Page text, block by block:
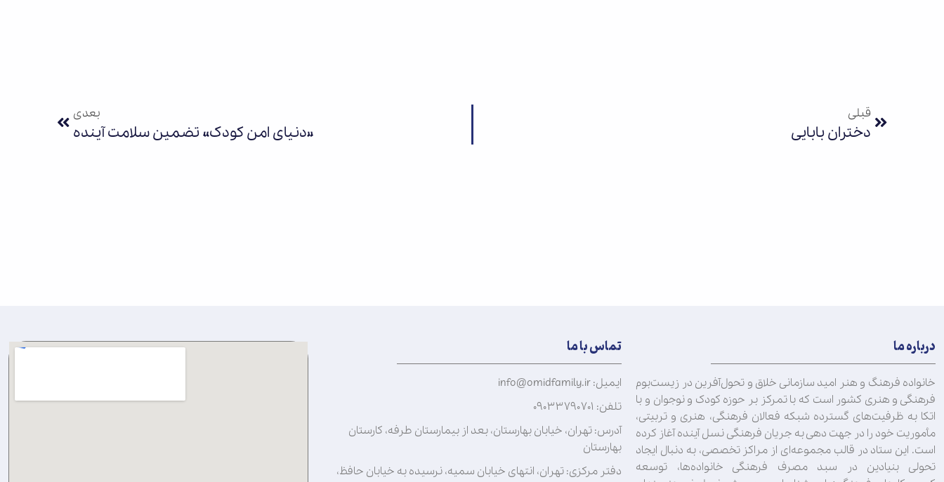
قبلی
دختران بابایی
بعدی
«دنیای امن کودک» تضمین سلامت آینده
درباره ما
خانواده فرهنگ و هنر امید سازمانی خلاق و تحول‌آفرین در زیست‌بوم
فرهنگی و هنری کشور است که با تمرکز بر حوزه کودک و نوجوان و با
اتکا به ظرفیت‌های گسترده شبکه فعالان فرهنگی، هنری و تربیتی،
مأموریت خود را در جهت‌ دهی به جریان فرهنگی نسل آینده آغاز کرده
است. این ستاد در قالب مجموعه‌ای از مراکز تخصصی، به دنبال ایجاد
تحولی بنیادین در سبد مصرف فرهنگی خانواده‌ها، توسعه
تماس با ما
ایمیل: info@omidfamily.ir
تلفن: ۰۹۰۳۳۷۹۰۷۰۱
آدرس: تهران، خیابان بهارستان، بعد از بیمارستان طرفه، کارستان
بهارستان
دفتر مرکزی: تهران، انتهای خیابان سمیه، نرسیده به خیابان حافظ،